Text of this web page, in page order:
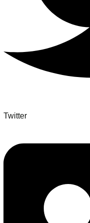
Twitter